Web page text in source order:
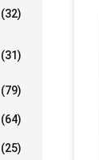
(32)
(31)
(79)
(64)
(25)